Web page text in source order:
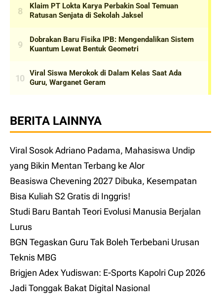
BERITA LAINNYA
Viral Sosok Adriano Padama, Mahasiswa Undip
yang Bikin Mentan Terbang ke Alor
Beasiswa Chevening 2027 Dibuka, Kesempatan
Bisa Kuliah S2 Gratis di Inggris!
Studi Baru Bantah Teori Evolusi Manusia Berjalan
Lurus
BGN Tegaskan Guru Tak Boleh Terbebani Urusan
Teknis MBG
Brigjen Adex Yudiswan: E-Sports Kapolri Cup 2026
Jadi Tonggak Bakat Digital Nasional